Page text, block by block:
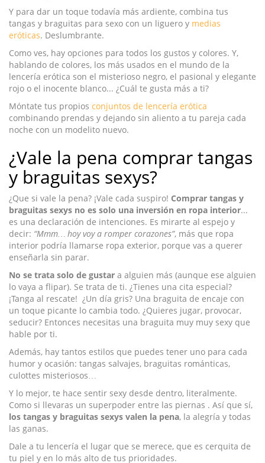
Y para dar un toque todavía más ardiente, combina tus
tangas y braguitas para sexo con un liguero y medias
eróticas. Deslumbrante.
Como ves, hay opciones para todos los gustos y colores. Y,
hablando de colores, los más usados en el mundo de la
lencería erótica son el misterioso negro, el pasional y elegante
rojo o el inocente blanco... ¿Cuál te gusta más a ti?
Móntate tus propios conjuntos de lencería erótica
combinando prendas y dejando sin aliento a tu pareja cada
noche con un modelito nuevo.
¿Vale la pena comprar tangas
y braguitas sexys?
¿Que si vale la pena? ¡Vale cada suspiro! Comprar tangas y
braguitas sexys no es solo una inversión en ropa interior...
es una declaración de intenciones. Es mirarte al espejo y
decir: “Mmm… hoy voy a romper corazones”, más que ropa
interior podría llamarse ropa exterior, porque vas a querer
enseñarla sin parar.
No se trata solo de gustar a alguien más (aunque ese alguien
lo vaya a flipar). Se trata de ti. ¿Tienes una cita especial?
¡Tanga al rescate! ¿Un día gris? Una braguita de encaje con
un toque picante lo cambia todo. ¿Quieres jugar, provocar,
seducir? Entonces necesitas una braguita muy muy sexy que
hable por ti.
Además, hay tantos estilos que puedes tener uno para cada
humor y ocasión: tangas salvajes, braguitas románticas,
culottes misteriosos…
Y lo mejor, te hace sentir sexy desde dentro, literalmente.
Como si llevaras un superpoder entre las piernas . Así que sí,
los tangas y braguitas sexys valen la pena, la alegría y todas
las ganas.
Dale a tu lencería el lugar que se merece, que es cerquita de
tu piel y en lo más alto de tus prioridades.